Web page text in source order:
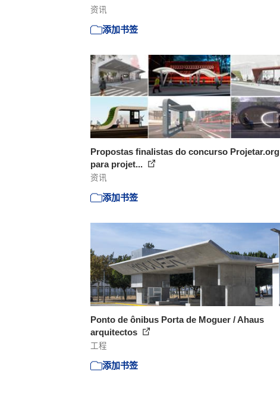
资讯
添加书签
Propostas finalistas do concurso Projetar.org
para projet...
资讯
添加书签
Ponto de ônibus Porta de Moguer / Ahaus
arquitectos
工程
添加书签